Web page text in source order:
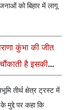
को बिहार में लागू
कुंभा की जीत
है इसकी
तीर्थ क्षेत्र ट्रस्ट में
मुद्दे पर कहा कि